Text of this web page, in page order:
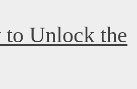
Unlock the